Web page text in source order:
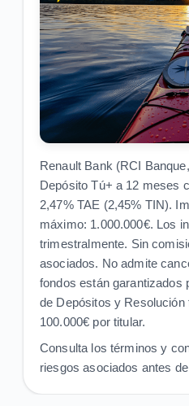
Renault Bank (RCI
Depósito Tú+ a 12 meses
2,47% TAE (2,45% TIN).
máximo: 1.000.000€. Los
trimestralmente. Sin
asociados. No admite
fondos están garantizados
de Depósitos y
100.000€ por titular.
Consulta los términos y
riesgos asociados antes